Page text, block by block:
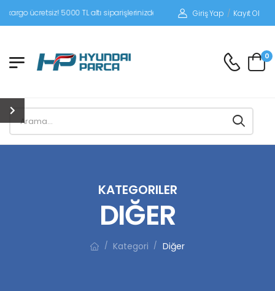
5000 TL altı siparişlerinizde siparişleriniz alıcı ödemeli gönderilir.
Giriş Yap / Kayıt Ol
0
KATEGORILER
DIĞER
/ Kategori / Diğer